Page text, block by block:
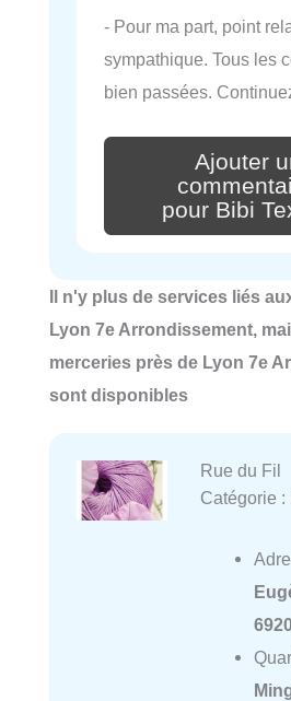
- Pour ma part, point
sympathique. Tous les
bien passées.
Ajouter
pour Bibi
Il n'y plus de services liés
Lyon 7e Arrondissement,
merceries près de Lyon 7e
sont disponibles
Rue du Fil
Catégorie :